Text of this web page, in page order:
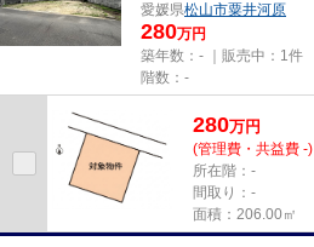
愛媛県松山市粟井河原
280万円
築年数：- ｜販売中： 1件
階数：-
280万円
(管理費・共益費 -)
所在階：-
間取り：-
面積：206.00㎡